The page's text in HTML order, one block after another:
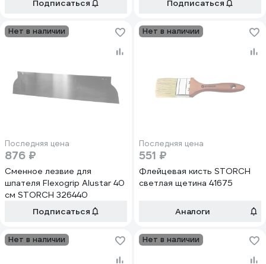
Подписаться
Подписаться
Нет в наличии
Последняя цена
876 ₽
Сменное лезвие для
шпателя Flexogrip Alustar 40
см STORCH 326440
Подписаться
Нет в наличии
Последняя цена
551 ₽
Флейцевая кисть STORCH
светлая щетина 41675
Аналоги
Нет в наличии Нет в наличии